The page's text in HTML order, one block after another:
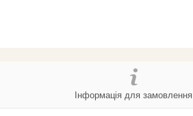
Інформація для замовлення